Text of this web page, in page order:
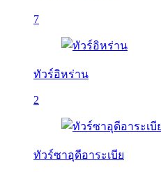
7
ทัวร์อิหร่าน
2
ทัวร์ซาอุดีอาระเบีย